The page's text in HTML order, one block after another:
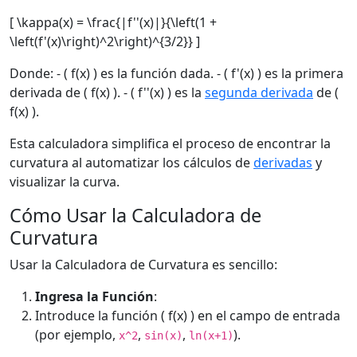
[ \kappa(x) = \frac{|f''(x)|}{\left(1 +
\left(f'(x)\right)^2\right)^{3/2}} ]
Donde: - ( f(x) ) es la función dada. - ( f'(x) ) es la primera
derivada de ( f(x) ). - ( f''(x) ) es la segunda derivada de (
f(x) ).
Esta calculadora simplifica el proceso de encontrar la
curvatura al automatizar los cálculos dederivadas y
visualizar la curva.
Cómo Usar la Calculadora de
Curvatura
Usar la Calculadora de Curvatura es sencillo:
Ingresa la Función:
Introduce la función ( f(x) ) en el campo de entrada
(por ejemplo, x^2, sin(x), ln(x+1)).